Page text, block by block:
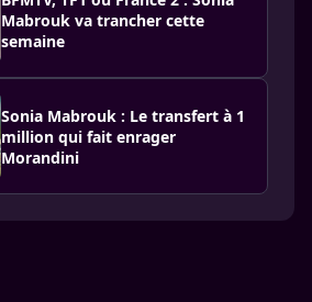
Mabrouk va trancher cette
semaine
Sonia Mabrouk : Le transfert à 1
million qui fait enrager
Morandini